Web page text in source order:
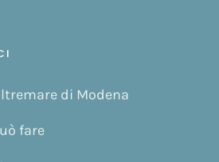
di Modena
fare